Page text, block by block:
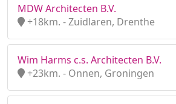
MDW Architecten B.V.
+18km. - Zuidlaren, Drenthe
Wim Harms c.s. Architecten B.V.
+23km. - Onnen, Groningen